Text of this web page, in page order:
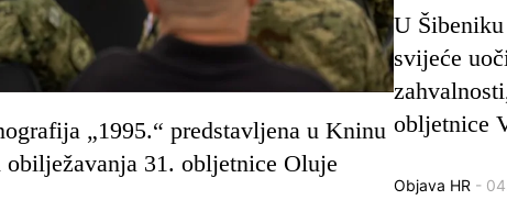
„1995.“ predstavljena u Kninu
obilježavanja 31. obljetnice Oluje
U
svijeće
obljetnice
Objava HR -